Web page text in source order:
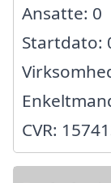
Ansatte: 0
Startdato:
CVR: